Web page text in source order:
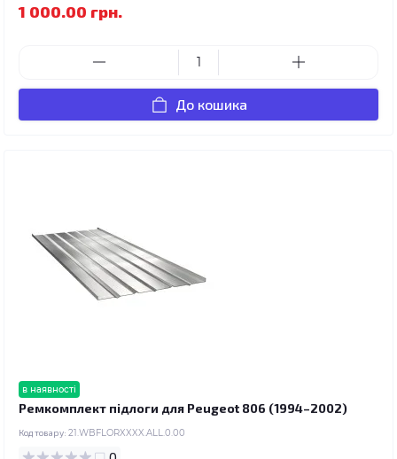
1 000.00 грн.
До кошика
в наявності
Ремкомплект підлоги для Peugeot 806 (1994–2002)
Код товару: 21.WBFLORXXXX.ALL.0.00